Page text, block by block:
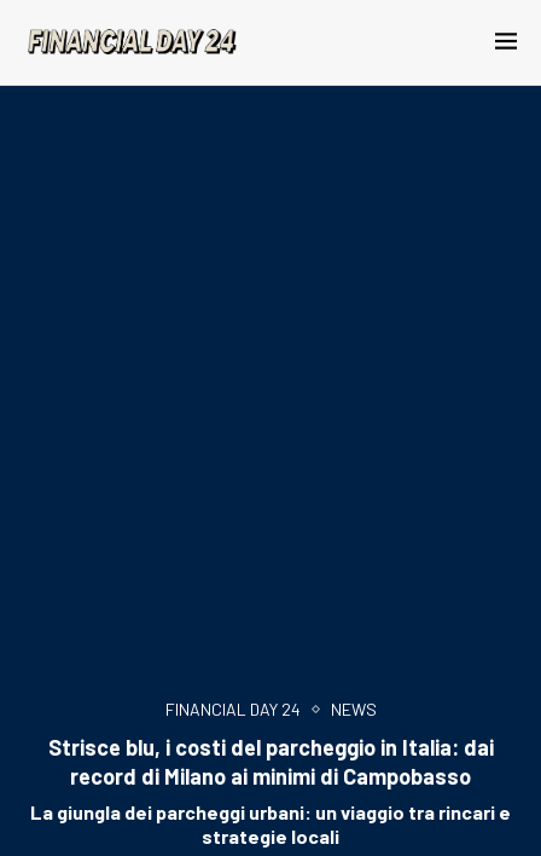
FINANCIAL DAY 24 NEWS
Strisce blu, i costi del parcheggio in Italia: dai
record di Milano ai minimi di Campobasso
La giungla dei parcheggi urbani: un viaggio tra rincari e
strategie locali